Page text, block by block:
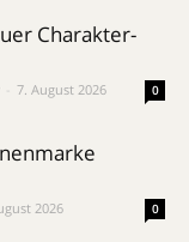
Charakter-
7. August 2026 0
2026 0